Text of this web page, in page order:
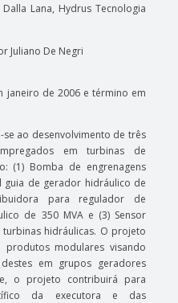
Lana, Hydrus Tecnologia
Juliano De Negri
janeiro de 2006 e término em
ao desenvolvimento de três
em turbinas de
(1) Bomba de engrenagens
guia de gerador hidráulico de
para regulador de
de 350 MVA e (3) Sensor
hidráulicas. O projeto
modulares visando
em grupos geradores
o projeto contribuirá para
da executora e das